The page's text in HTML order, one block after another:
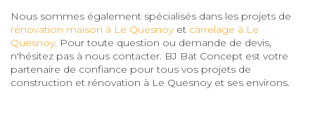
Nous sommes également spécialisés dans les projets de
rénovation maison à Le Quesnoyet carrelage à Le
Quesnoy. Pour toute question ou demande de devis,
n'hésitez pas à nous contacter. BJ Bat Concept est votre
partenaire de confiance pour tous vos projets de
construction et rénovation à Le Quesnoy et ses environs.